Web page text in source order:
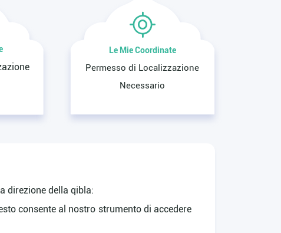
Le Mie Coordinate
Permesso di Localizzazione
Necessario
direzione della qibla:
consente al nostro strumento di accedere